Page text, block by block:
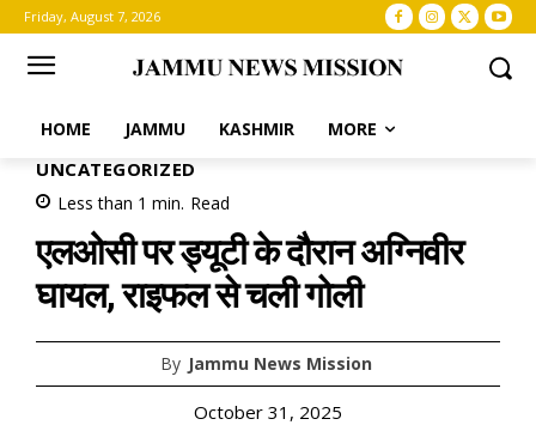
Friday, August 7, 2026
HOME JAMMU KASHMIR MORE
UNCATEGORIZED
Less than 1 min. Read
एलओसी पर ड्यूटी के दौरान अग्निवीर
घायल, राइफल से चली गोली
By Jammu News Mission
October 31, 2025